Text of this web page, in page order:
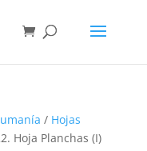
/ Hojas
Hoja Planchas (I)